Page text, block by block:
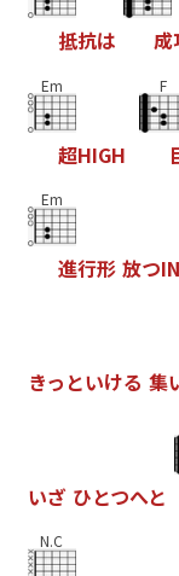
抵抗は 成
Em
超HIGH
F
Em
進行形 放つIN
きっ といける 集
いざ ひとつへと
N.C